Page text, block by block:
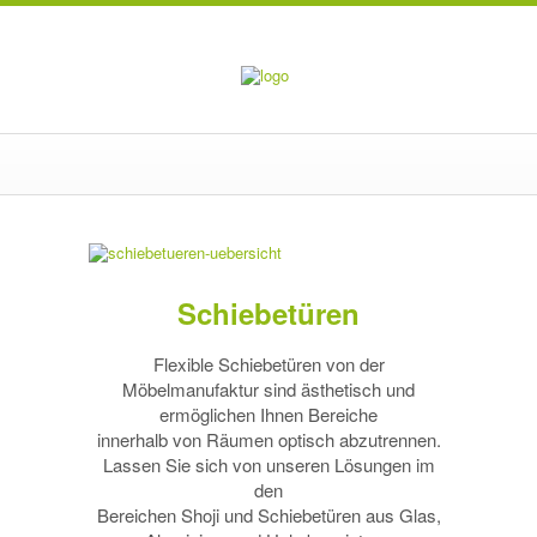
Schiebetüren
Flexible Schiebetüren von der
Möbelmanufaktur sind ästhetisch und
ermöglichen Ihnen Bereiche
innerhalb von Räumen optisch abzutrennen.
Lassen Sie sich von unseren Lösungen im
den
Bereichen Shoji und Schiebetüren aus Glas,